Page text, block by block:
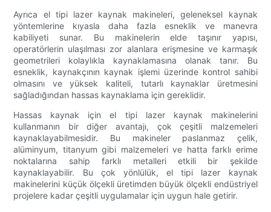
Ayrıca el tipi lazer kaynak makineleri, geleneksel kaynak
yöntemlerine kıyasla daha fazla esneklik ve manevra
kabiliyeti sunar. Bu makinelerin elde taşınır yapısı,
operatörlerin ulaşılması zor alanlara erişmesine ve karmaşık
geometrileri kolaylıkla kaynaklamasına olanak tanır. Bu
esneklik, kaynakçının kaynak işlemi üzerinde kontrol sahibi
olmasını ve yüksek kaliteli, tutarlı kaynaklar üretmesini
sağladığından hassas kaynaklama için gereklidir.
Hassas kaynak için el tipi lazer kaynak makinelerini
kullanmanın bir diğer avantajı, çok çeşitli malzemeleri
kaynaklayabilmesidir. Bu makineler paslanmaz çelik,
alüminyum, titanyum gibi malzemeleri ve hatta farklı erime
noktalarına sahip farklı metalleri etkili bir şekilde
kaynaklayabilir. Bu çok yönlülük, el tipi lazer kaynak
makinelerini küçük ölçekli üretimden büyük ölçekli endüstriyel
projelere kadar çeşitli uygulamalar için uygun hale getirir.